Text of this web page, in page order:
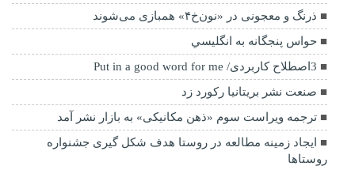
ذرنگ و معجونی در «نون‌خ۴» همبازی می‌شوند
حواس پنجگانه به انگلیسي
3اصطلاح کاربردی/ Put in a good word for me
صنعت نشر بریتانیا رکورد زد
ترجمه ویراست سوم «ذهن مکانیکی» به بازار نشر آمد
ایجاد زمینه مطالعه در روستا هدف شکل گیری جشنواره
روستا‌ها